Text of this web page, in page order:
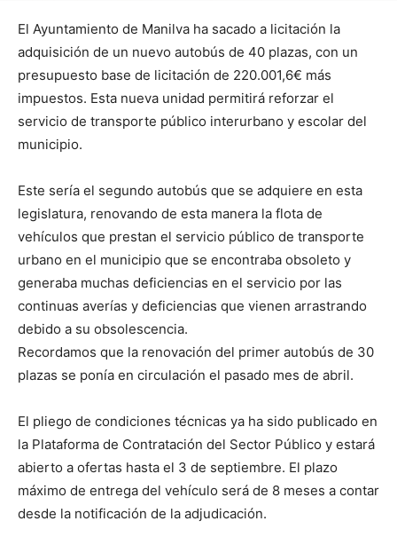
El Ayuntamiento de Manilva ha sacado a licitación la
adquisición de un nuevo autobús de 40 plazas, con un
presupuesto base de licitación de 220.001,6€ más
impuestos. Esta nueva unidad permitirá reforzar el
servicio de transporte público interurbano y escolar del
municipio.
Este sería el segundo autobús que se adquiere en esta
legislatura, renovando de esta manera la flota de
vehículos que prestan el servicio público de transporte
urbano en el municipio que se encontraba obsoleto y
generaba muchas deficiencias en el servicio por las
continuas averías y deficiencias que vienen arrastrando
debido a su obsolescencia.
Recordamos que la renovación del primer autobús de 30
plazas se ponía en circulación el pasado mes de abril.
El pliego de condiciones técnicas ya ha sido publicado en
la Plataforma de Contratación del Sector Público y estará
abierto a ofertas hasta el 3 de septiembre. El plazo
máximo de entrega del vehículo será de 8 meses a contar
desde la notificación de la adjudicación.